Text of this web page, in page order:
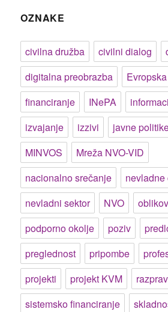
OZNAKE
civilna družba civilni dialog
digitalna preobrazba
financiranje
INePA
izvajanje
izzivi javne
MINVOS
Mreža NVO-VID
nacionalno srečanje
nevladni sektor
NVO
podporno okolje
poziv
preglednost
pripombe
projekti
projekt KVM
sistemsko financiranje